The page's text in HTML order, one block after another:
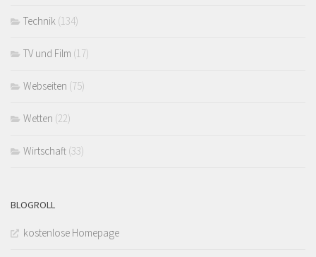
Technik (134)
TV und Film (17)
Webseiten (75)
Wetten (22)
Wirtschaft (33)
BLOGROLL
kostenlose Homepage